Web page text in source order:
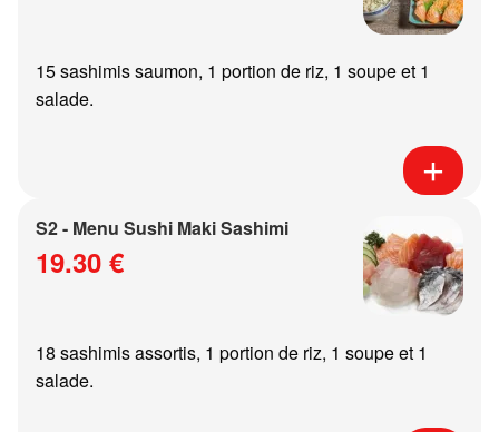
15 sashimis saumon, 1 portion de riz, 1 soupe et 1
salade.
S2 - Menu Sushi Maki Sashimi
19.30 €
18 sashimis assortis, 1 portion de riz, 1 soupe et 1
salade.